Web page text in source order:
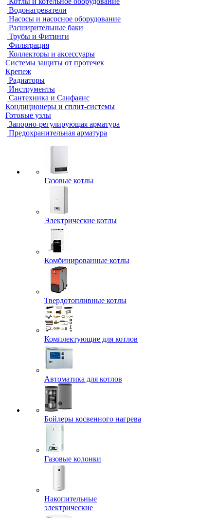
Водонагреватели
Насосы и насосное оборудование
Расширительные баки
Трубы и Фитинги
Фильтрация
Коллекторы и аксессуары
Системы защиты от протечек
Крепеж
Радиаторы
Инструменты
Сантехника и Санфаянс
Кондиционеры и сплит-системы
Готовые узлы
Запорно-регулирующая арматура
Предохранительная арматура
Газовые котлы
Электрические котлы
Комбинированные котлы
Твердотопливные котлы
Комплектующие для котлов
Автоматика для котлов
Бойлеры косвенного нагрева
Газовые колонки
Накопительные
электрические